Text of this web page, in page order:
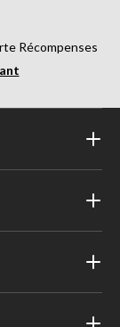
Récompenses